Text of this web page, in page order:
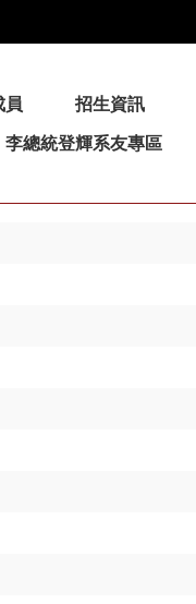
員 招生資訊
李總統登輝系友專區